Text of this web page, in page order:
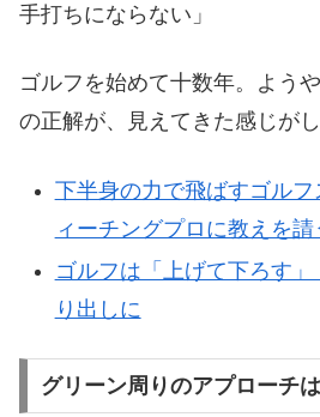
手打ちにならない」
ゴルフを始めて十数年。よう
の正解が、見えてきた感じがし
下半身の力で飛ばすゴル
ィーチングプロに教えを請
ゴルフは「上げて下ろす
り出しに
グリーン周りのアプローチ